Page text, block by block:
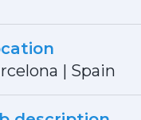
| Spain